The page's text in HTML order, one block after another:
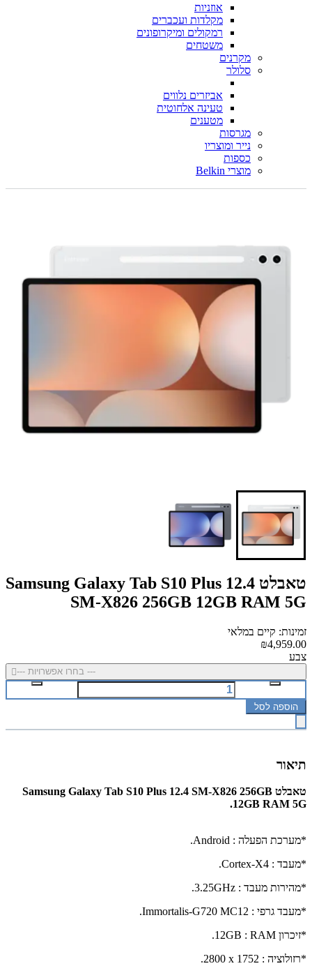
אוזניות
מקלדות ועכברים
רמקולים ומיקרופונים
משטחים
מקרנים
סלולר
אביזרים נלווים
טעינה אלחוטית
מטענים
מגרסות
נייר ומוצריו
כספות
מוצרי Belkin
טאבלט Samsung Galaxy Tab S10 Plus 12.4
SM-X826 256GB 12GB RAM 5G
זמינות: קיים במלאי
₪4,959.00
צבע
--- בחרו אפשרויות ---
הוספה לסל
תיאור
טאבלט Samsung Galaxy Tab S10 Plus 12.4 SM-X826 256GB
12GB RAM 5G.
*מערכת הפעלה :
Android
.
*מעבד : Cortex-X4
.
*מהירות מעבד : GHz
3.25.
*מעבד גרפי :
Immortalis-G720 MC12
.
*זיכרון RAM
:
12GB
.
*רזולוציה :
2800 x 1752
.